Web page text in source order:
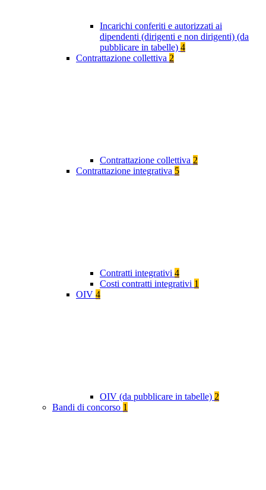
Incarichi conferiti e autorizzati ai
dipendenti (dirigenti e non dirigenti) (da
pubblicare in tabelle) 4
Contrattazione collettiva 2
Contrattazione collettiva 2
Contrattazione integrativa 5
Contratti integrativi 4
Costi contratti integrativi 1
OIV 4
OIV (da pubblicare in tabelle) 2
Bandi di concorso 1